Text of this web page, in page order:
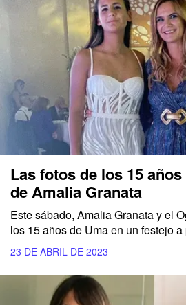
Las fotos de los 15
de Amalia Granata
Este sábado, Amalia Granata y el
los 15 años de Uma en un festejo
23 DE ABRIL DE 2023